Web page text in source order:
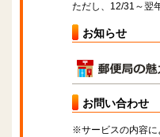
ただし、12/31～翌
お知らせ
お問い合わせ
※サービスの内容に